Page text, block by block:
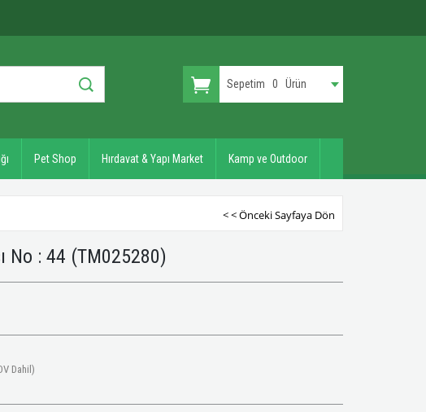
Sepetim 0 Ürün
Pet Shop Hırdavat & Yapı Market Kamp ve Outdoor
< < Önceki Sayfaya Dön
No : 44 (TM025280)
Dahil)